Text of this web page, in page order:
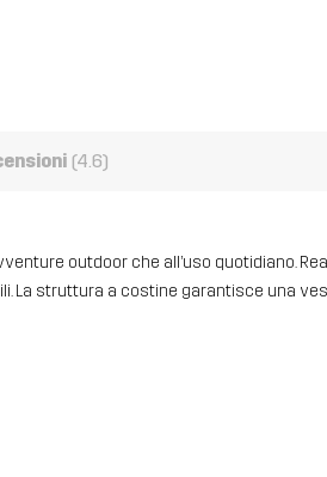
(4.6)
outdoor che all’uso quotidiano.
La struttura a costine garantisce una